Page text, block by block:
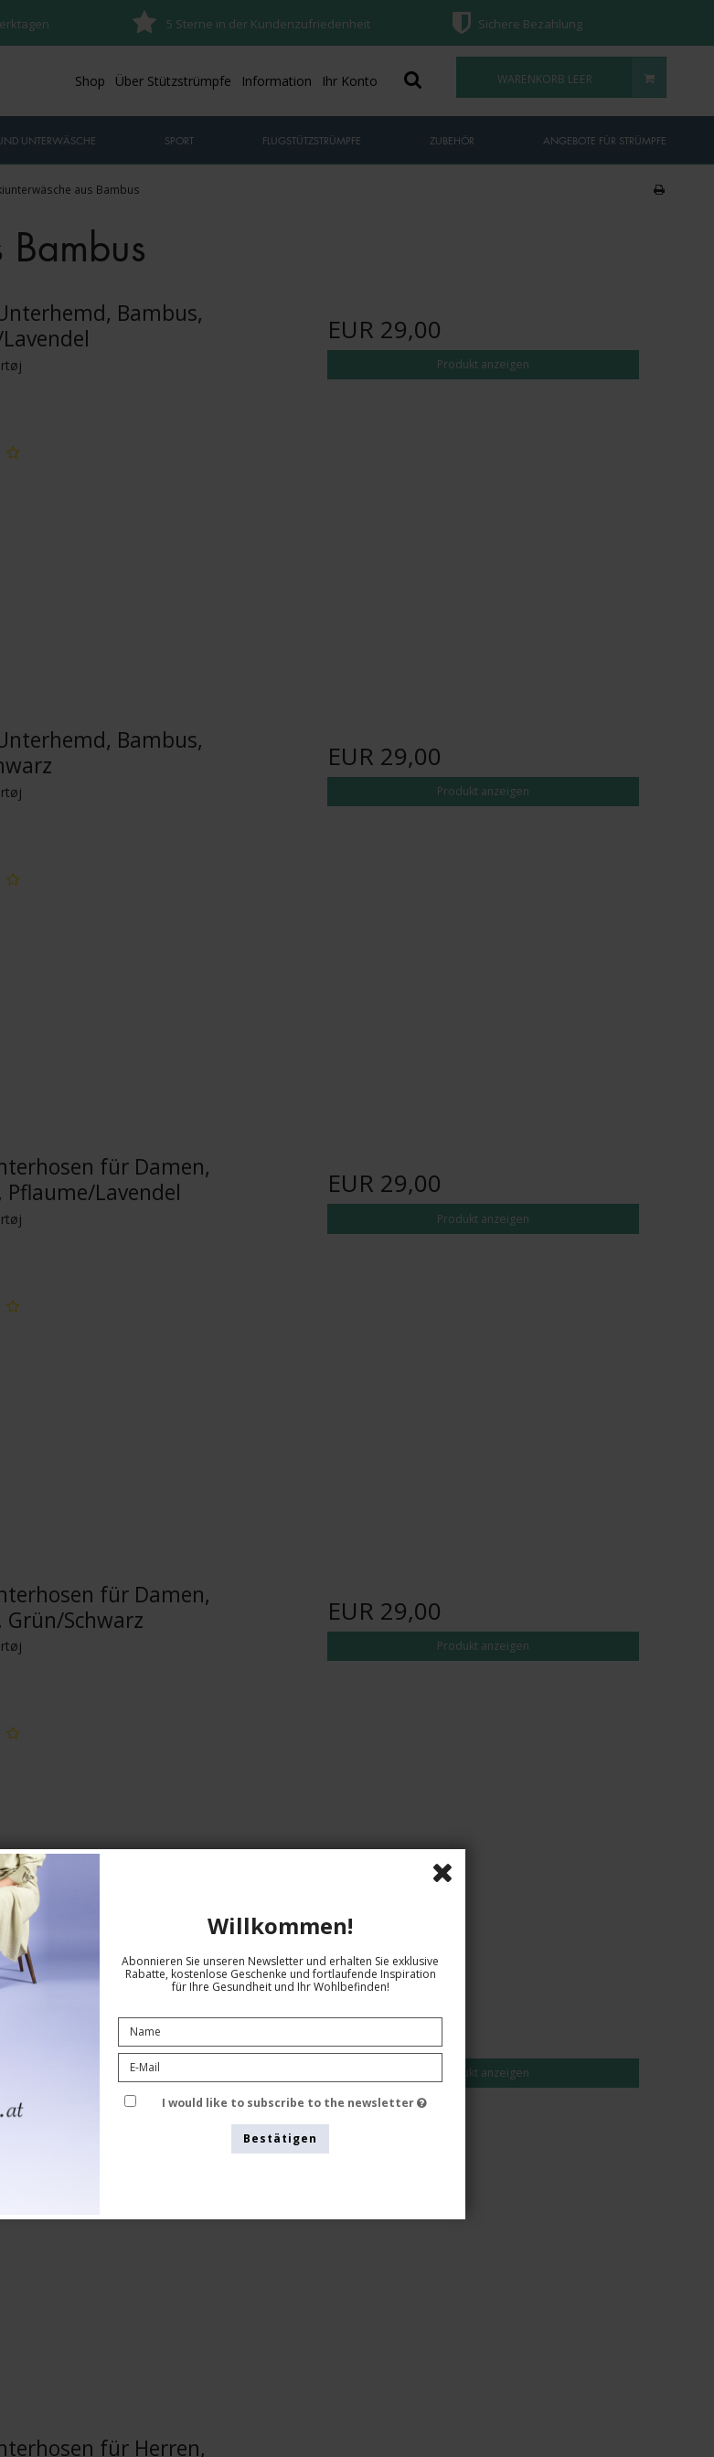
5 Sterne in der Kundenzufriedenheit Sichere Bezahlung
WARENKORB LEER
Shop Über Stützstrümpfe Information Ihr Konto
UNTERWÄSCHE SPORT FLUGSTÜTZSTRÜMPFE ZUBEHÖR ANGEBOTE FÜR STRÜMPFE
aus Bambus
Bambus,
EUR 29,00
Produkt anzeigen
Bambus,
EUR 29,00
Produkt anzeigen
für Damen,
Pflaume/Lavendel
EUR 29,00
Produkt anzeigen
für Damen,
Grün/Schwarz
EUR 29,00
Produkt anzeigen
Bambus EUR 36,00
Produkt anzeigen
für Herren,
Willkommen!
Abonnieren Sie unseren Newsletter und erhalten Sie exklusive
Rabatte, kostenlose Geschenke und fortlaufende Inspiration
für Ihre Gesundheit und Ihr Wohlbefinden!
I would like to subscribe to the newsletter
Bestätigen